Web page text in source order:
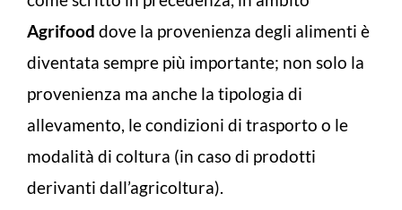
Agrifood dove la provenienza degli alimenti è
diventata sempre più importante; non solo la
provenienza ma anche la tipologia di
allevamento, le condizioni di trasporto o le
modalità di coltura (in caso di prodotti
derivanti dall’agricoltura).